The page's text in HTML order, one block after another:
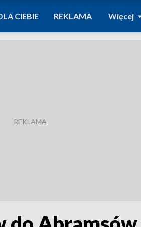
CIEBIE REKLAMA Więcej